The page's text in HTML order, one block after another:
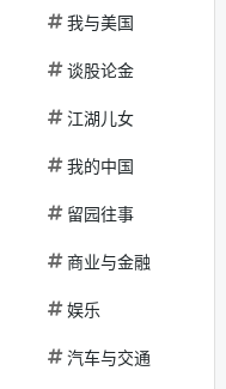
我与美国
谈股论金
江湖儿女
我的中国
留园往事
商业与金融
娱乐
汽车与交通